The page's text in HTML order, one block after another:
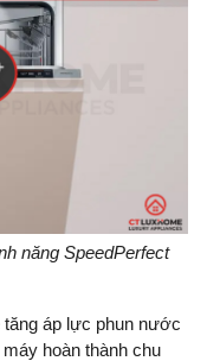
năng SpeedPerfect
áp lực phun nước
hoàn thành chu